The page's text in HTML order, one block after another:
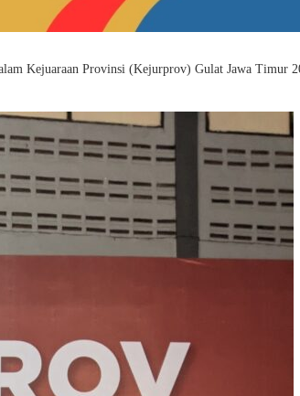
Kejuaraan Provinsi (Kejurprov) Gulat Jawa Timur